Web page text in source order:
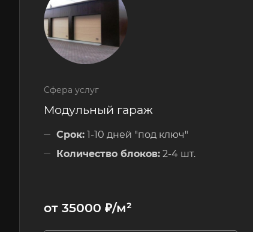
Сфера услуг
Модульный гараж
Срок: 1-10 дней "под ключ"
Количество блоков: 2-4 шт.
от 35000 ₽/м²